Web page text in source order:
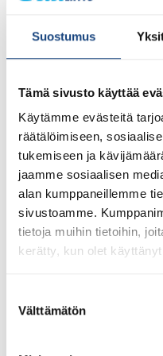
Suostumus
Tämä sivusto käyttää
Käytämme evästeitä
räätälöimiseen,
tukemiseen ja
jaamme sosiaalisen
alan kumppaneillemme
sivustoamme.
tietoja muihin tietoihin,
kerätty, kun olet
valinta
Välttämätön
23.7.2026
Open 2026,
Lindesberg,